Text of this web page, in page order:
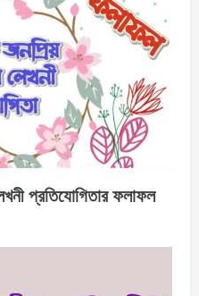
প্রতিযোগিতার ফলাফল